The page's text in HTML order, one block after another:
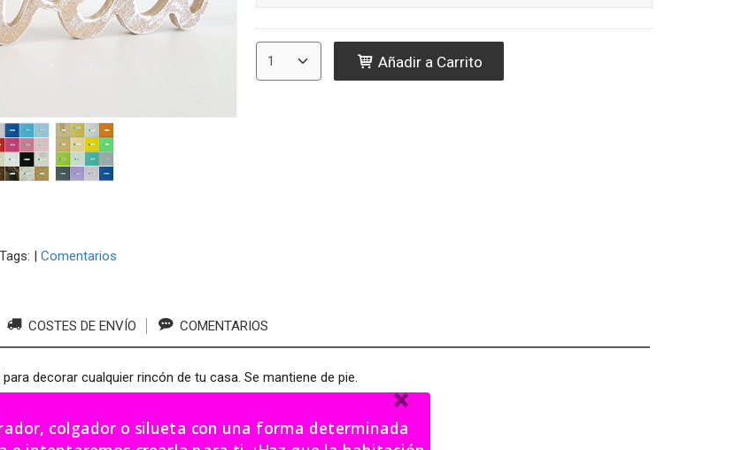
Añadir a Carrito
Tags: | Comentarios
COSTES DE ENVÍO COMENTARIOS
para decorar cualquier rincón de tu casa. Se mantiene de pie.
colgador o silueta con una forma determinada